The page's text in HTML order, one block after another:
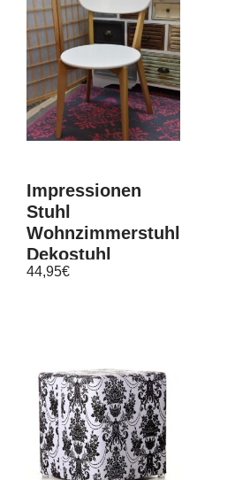
Impressionen
Stuhl
Wohnzimmerstuhl
Dekostuhl
Holzstuhl Finn
44,95€